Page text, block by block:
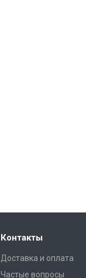
Контакты
Доставка и оплата
Частые вопросы